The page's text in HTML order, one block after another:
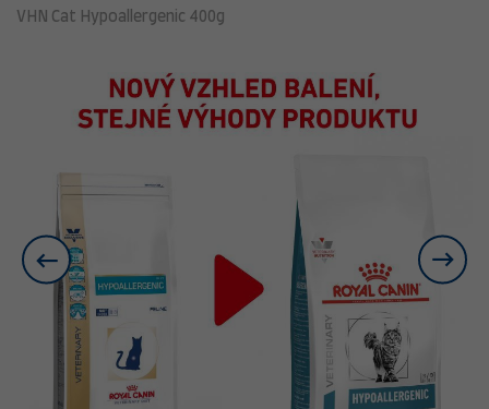
VHN Cat Hypoallergenic 400g